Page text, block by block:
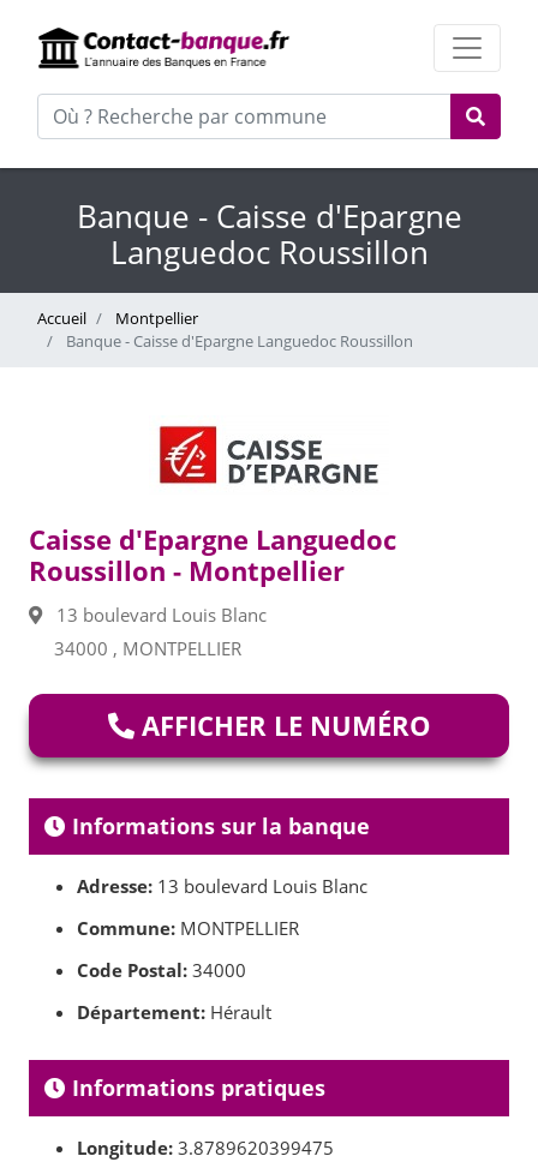
Banque - Caisse d'Epargne
Languedoc Roussillon
Accueil
Montpellier
Banque - Caisse d'Epargne Languedoc Roussillon
Caisse d'Epargne Languedoc
Roussillon - Montpellier
13 boulevard Louis Blanc
34000 , MONTPELLIER
AFFICHER LE NUMÉRO
Informations sur la banque
Adresse: 13 boulevard Louis Blanc
Commune: MONTPELLIER
Code Postal: 34000
Département: Hérault
Informations pratiques
Longitude: 3.8789620399475